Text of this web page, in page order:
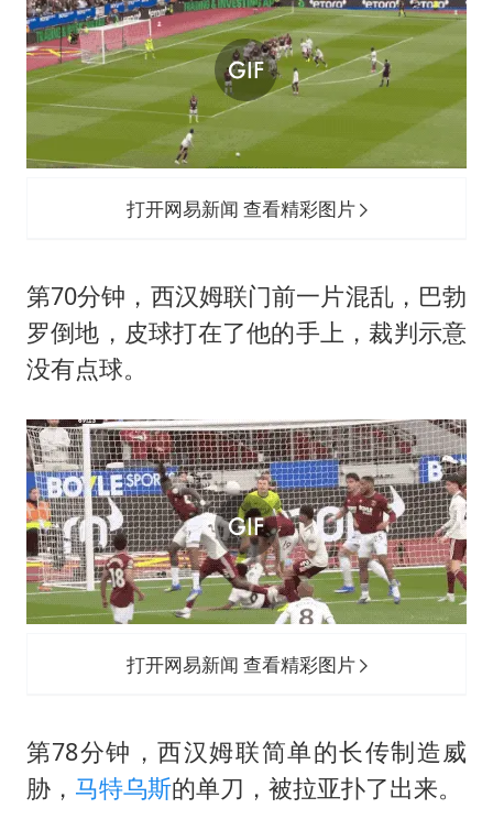
打开网易新闻 查看精彩图片
第70分钟，西汉姆联门前一片混乱， 巴勃
罗倒地，皮球打在了他的手上，裁判示意
没有点球。
打开网易新闻 查看精彩图片
第78分钟，西汉姆联简单的长传制造威
胁， 马特乌斯的单刀，被拉亚扑了出来。